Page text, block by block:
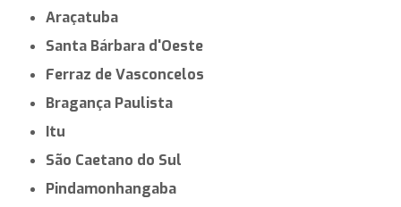
Araçatuba
Santa Bárbara d'Oeste
Ferraz de Vasconcelos
Bragança Paulista
Itu
São Caetano do Sul
Pindamonhangaba